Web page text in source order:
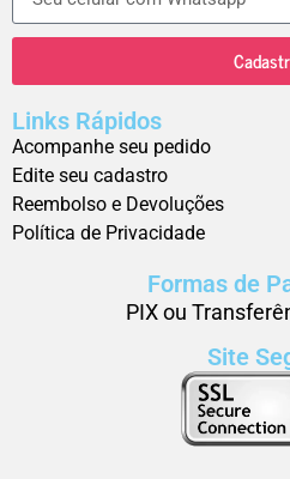
Links Rápidos
Acompanhe seu pedido
Edite seu cadastro
Reembolso e Devoluções
Política de Privacidade
Formas de
PIX ou
Site